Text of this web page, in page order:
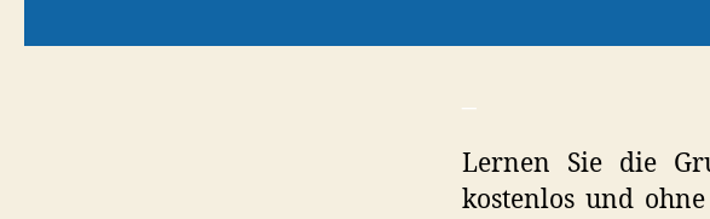
Lernen Sie die
kostenlos und